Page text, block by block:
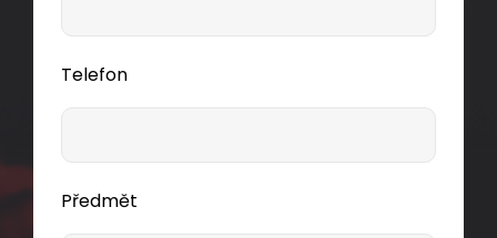
Telefon
Předmět